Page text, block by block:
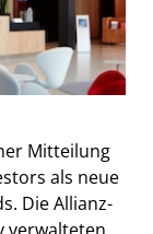
Mitteilung
als neue
Die Allianz-